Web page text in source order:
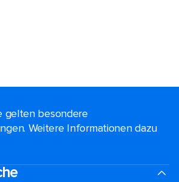
gelten besondere
Weitere Informationen dazu